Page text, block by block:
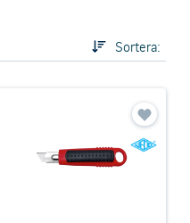
Sortera: